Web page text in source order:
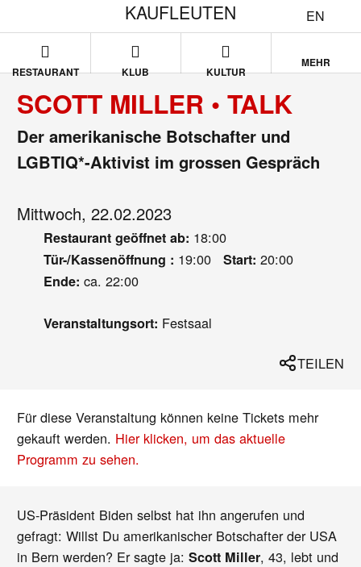
EN
KAUFLEUTEN
RESTAURANT KLUB KULTUR
MEHR
SCOTT MILLER • TALK
Der amerikanische Botschafter und
LGBTIQ*-Aktivist im grossen Gespräch
Mittwoch, 22.02.2023
Restaurant geöffnet ab: 18:00
Tür-/Kassenöffnung : 19:00 Start: 20:00
Ende: ca. 22:00
Veranstaltungsort: Festsaal
TEILEN
Für diese Veranstaltung können keine Tickets mehr
gekauft werden. Hier klicken, um das aktuelle
Programm zu sehen.
US-Präsident Biden selbst hat ihn angerufen und
gefragt: Willst Du amerikanischer Botschafter der USA
in Bern werden? Er sagte ja:Scott Miller, 43, lebt und